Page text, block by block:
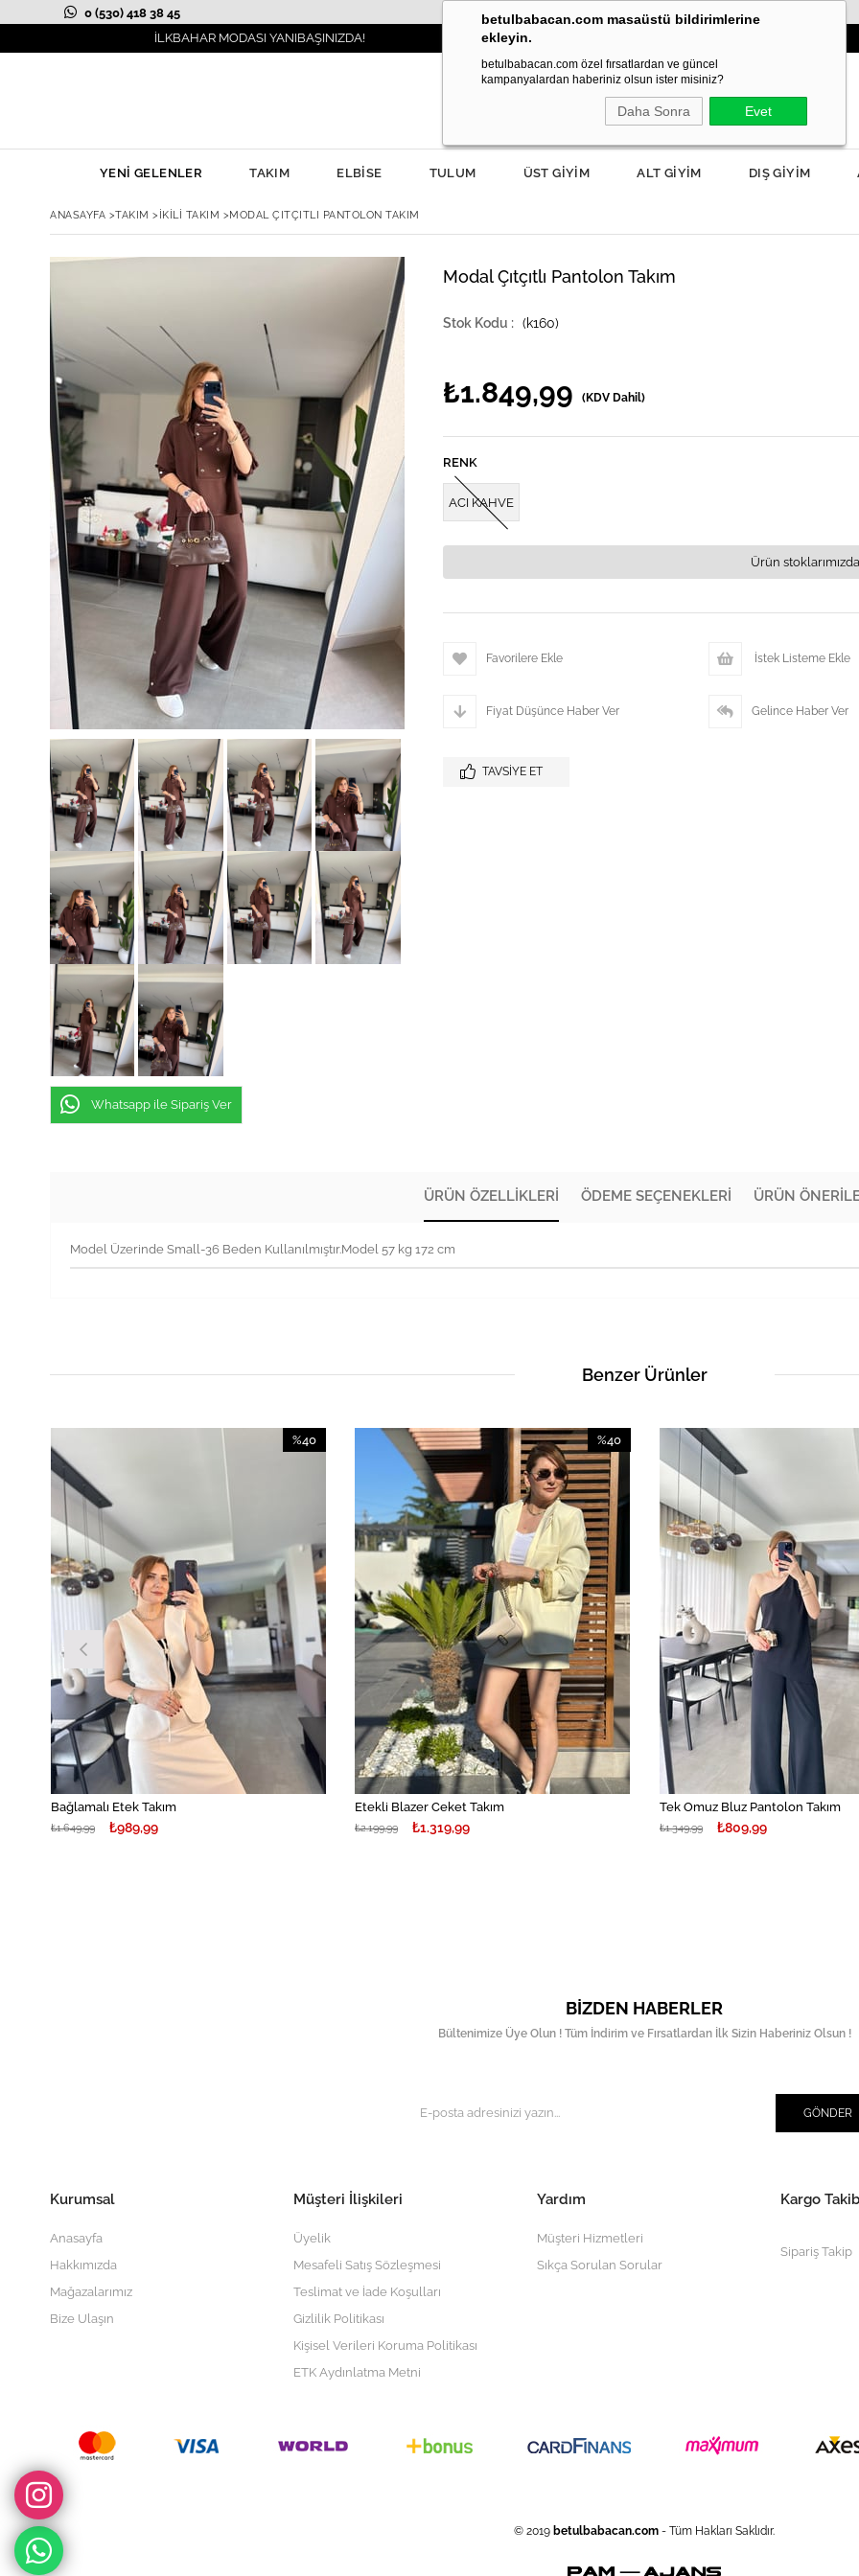
0 (530) 418 38 45
İLKBAHAR MODASI YANIBAŞINIZDA!
3000TL VE ÜZERİ SİPARİŞLERDE KARGO ÜCRETSİZ!
betulbabacan.com masaüstü bildirimlerine
ekleyin.
betulbabacan.com özel fırsatlardan ve güncel
kampanyalardan haberiniz olsun ister misiniz?
Daha Sonra Evet
YENİ GELENLER TAKIM ELBİSE TULUM ÜST GİYİM ALT GİYİM DIŞ GİYİM
ANASAYFA >TAKIM > İKİLİ TAKIM >MODAL ÇITÇITLI PANTOLON TAKIM
Whatsapp ile Sipariş Ver
Modal Çıtçıtlı Pantolon Takım
(k160)
₺1.849,99 (KDV Dahil)
RENK
ACI KAHVE
Ürün
Favorilere Ekle İstek Listeme Ekle
Fiyat Düşünce Haber Ver Gelince Haber Ver
TAVSIYE ET
ÜRÜN ÖZELLIKLERI ÖDEME SEÇENEKLERI ÜRÜN
Model Üzerinde Small-36 Beden Kullanılmıştır.Model 57 kg 172 cm
Benzer Ürünler
Bağlamalı Etek Takım
₺989,99
₺1.649,99
%40
Etekli Blazer Ceket Takım
₺1.319,99
₺2.199,99
%40
İndirim
%40İndirim
Tek Omuz Bluz Pantolon Takım
₺809,99
₺1.349,99
BIZDEN HABERLER
Bültenimize Üye Olun ! Tüm İndirim ve Fırsatlardan İlk Sizin Haberiniz Olsun !
GÖNDER
Kurumsal
Anasayfa
Hakkımızda
Mağazalarımız
Bize Ulaşın
Müşteri İlişkileri
Üyelik
Mesafeli Satış Sözleşmesi
Teslimat ve İade Koşulları
Gizlilik Politikası
Kişisel Verileri Koruma Politikası
ETK Aydınlatma Metni
Yardım
Müşteri Hizmetleri
Sıkça Sorulan Sorular
Kargo
Sipariş Takip
© 2019 betulbabacan.com - Tüm Hakları Saklıdır.